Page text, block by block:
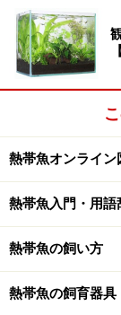
熱帯魚オンライン
熱帯魚入門・用語
熱帯魚の飼い方
熱帯魚の飼育器具